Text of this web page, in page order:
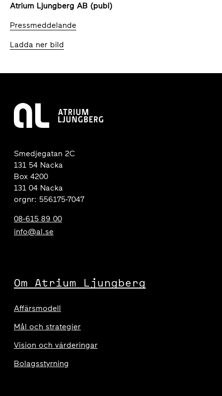
Atrium Ljungberg AB (publ)
Pressmeddelande
Ladda ner bild
Smedjegatan 2C
131 54 Nacka
Box 4200
131 04 Nacka
orgnr: 556175-7047
08-615 89 00
info@al.se
Om Atrium Ljungberg
Affärsmodell
Mål och strategier
Vision och värderingar
Bolagsstyrning